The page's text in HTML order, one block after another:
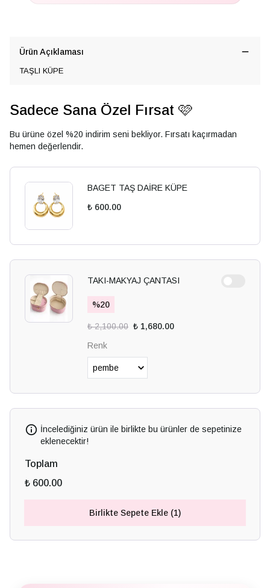
Ürün Açıklaması
TAŞLI KÜPE
Sadece Sana Özel Fırsat 🩷
Bu ürüne özel %20 indirim seni bekliyor. Fırsatı kaçırmadan
hemen değerlendir.
BAGET TAŞ DAİRE KÜPE
₺ 600.00
TAKI-MAKYAJ ÇANTASI
%20
₺ 2,100.00 ₺ 1,680.00
Renk
İncelediğiniz ürün ile birlikte bu ürünler de sepetinize
eklenecektir!
Toplam
₺ 600.00
Birlikte Sepete Ekle (1)